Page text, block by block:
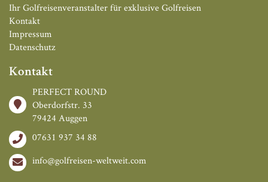
Ihr Golfreisenveranstalter für exklusive Golfreisen
Kontakt
Impressum
Datenschutz
Kontakt
PERFECT ROUND
Oberdorfstr. 33
79424 Auggen
07631 937 34 88
info@golfreisen-weltweit.com